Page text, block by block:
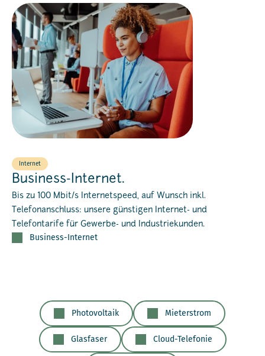
Internet
Business-Internet.
Bis zu 100 Mbit/s Internetspeed, auf Wunsch inkl.
Telefonanschluss: unsere günstigen Internet- und
Telefontarife für Gewerbe- und Industriekunden.
Business-Internet
Photovoltaik Mieterstrom
Glasfaser Cloud-Telefonie